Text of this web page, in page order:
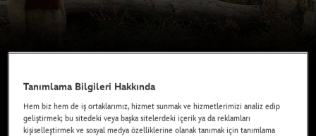
Tanımlama Bilgileri Hakkında
Hem biz hem de iş ortaklarımız, hizmet sunmak ve hizmetlerimizi analiz edip
geliştirmek; bu sitedeki veya başka sitelerdeki içerik ya da reklamları
kişiselleştirmek ve sosyal medya özelliklerine olanak tanımak için tanımlama